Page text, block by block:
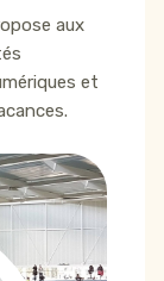
aux
et